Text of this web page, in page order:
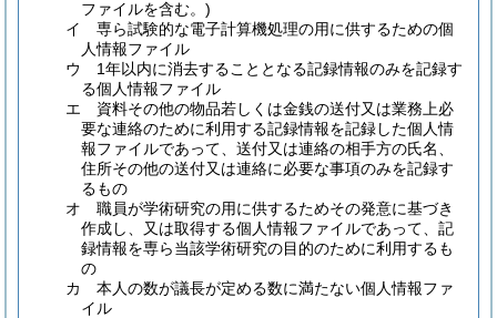
ファイルを含む。)
イ
専ら試験的な電子計算機処理の用に供するための個
人情報ファイル
ウ
1年以内に消去することとなる記録情報のみを記録す
る個人情報ファイル
エ
資料その他の物品若しくは金銭の送付又は業務上必
要な連絡のために利用する記録情報を記録した個人情
報ファイルであって、送付又は連絡の相手方の氏名、
住所その他の送付又は連絡に必要な事項のみを記録す
るもの
オ
職員が学術研究の用に供するためその発意に基づき
作成し、又は取得する個人情報ファイルであって、記
録情報を専ら当該学術研究の目的のために利用するも
の
カ
本人の数が議長が定める数に満たない個人情報ファ
イル